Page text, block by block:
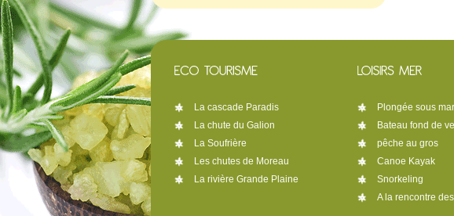
La cascade Paradis
La chute du Galion
La Soufrière
Les chutes de Moreau
La rivière Grande Plaine
Plongée sous
Bateau fond de
pêche au gros
Canoe Kayak
Snorkeling
A la rencontre